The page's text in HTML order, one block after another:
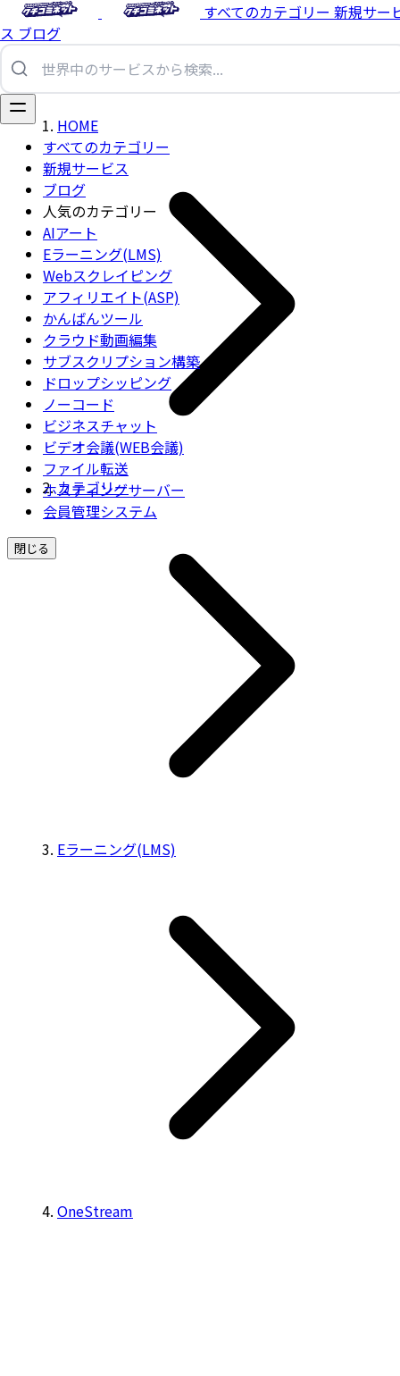
すべてのカテゴリー 新規サー
ス ブログ
すべてのカテゴリー
新規サービス
ブログ
人気のカテゴリー
AIアート
Eラーニング(LMS)
Webスクレイピング
アフィリエイト(ASP)
かんばんツール
クラウド動画編集
サブスクリプション構築
ドロップシッピング
ノーコード
ビジネスチャット
ビデオ会議(WEB会議)
ファイル転送
ホスティングサーバー
会員管理システム
閉じる
HOME
カテゴリー
Eラーニング(LMS)
OneStream